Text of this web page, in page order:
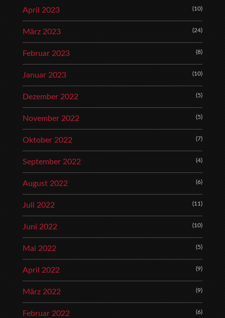
April 2023 (10)
März 2023 (24)
Februar 2023 (8)
Januar 2023 (10)
Dezember 2022 (5)
November 2022 (5)
Oktober 2022 (7)
September 2022 (4)
August 2022 (6)
Juli 2022 (11)
Juni 2022 (10)
Mai 2022 (5)
April 2022 (9)
März 2022 (9)
Februar 2022 (6)